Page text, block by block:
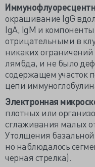
окрашивание IgG
IgA, IgM и
отрицательными в
никаких
лямбда, и не было
содержащем участок
цепи
Электронная
плотных или
сглаживания малых
Утолщения
но наблюдалось
черная стрелка).